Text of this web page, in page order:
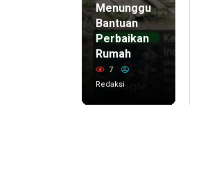
Menunggu
Bantuan
Perbaikan
Rumah
7
Redaksi